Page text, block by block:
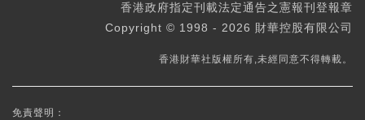
香港政府指定刊載法定通告之憲報刊登報章
Copyright © 1998 - 2026 財華控股有限公司
香港財華社版權所有,未經同意不得轉載。
免責聲明：